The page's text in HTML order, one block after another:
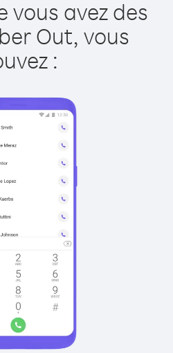
vous avez des
Out, vous
: